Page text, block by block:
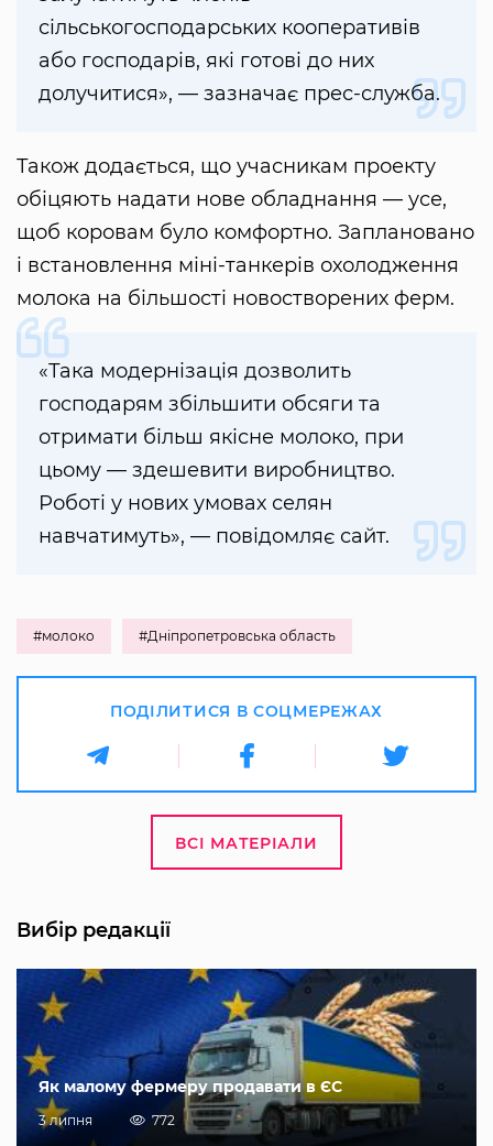
сільськогосподарських кооперативів
або господарів, які готові до них
долучитися», — зазначає прес-служба.
Також додається, що учасникам проекту
обіцяють надати нове обладнання — усе,
щоб коровам було комфортно. Заплановано
і встановлення міні-танкерів охолодження
молока на більшості новостворених ферм.
«Така модернізація дозволить
господарям збільшити обсяги та
отримати більш якісне молоко, при
цьому — здешевити виробництво.
Роботі у нових умовах селян
навчатимуть», — повідомляє сайт.
#молоко #Дніпропетровська область
ПОДІЛИТИСЯ В СОЦМЕРЕЖАХ
ВСІ МАТЕРІАЛИ
Вибір редакції
Як малому фермеру продавати в ЄС
3 липня 772